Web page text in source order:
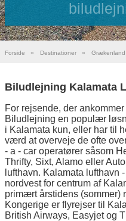
Forside » Destinationer » Grækenland
Biludlejning Kalamata
For rejsende, der
Biludlejning en populær
i Kalamata kun, eller har til
værd at overveje de ofte
- a - car operatører såsom
Thrifty, Sixt, Alamo eller
lufthavn. Kalamata lufthavn
nordvest for centrum af
primært årstidens (sommer)
Kongerige er flyrejser til
British Airways, Easyjet og